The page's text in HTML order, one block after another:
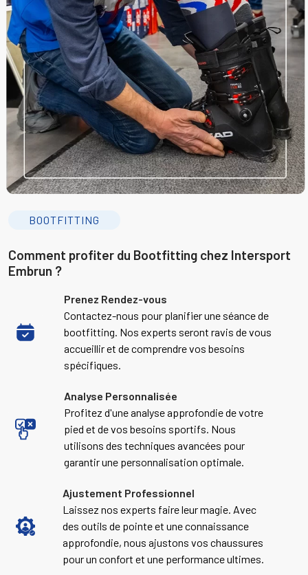
BOOTFITTING
Comment profiter du Bootfitting chez Intersport
Embrun ?
Prenez Rendez-vous
Contactez-nous pour planifier une séance de
bootfitting. Nos experts seront ravis de vous
accueillir et de comprendre vos besoins
spécifiques.
Analyse Personnalisée
Profitez d'une analyse approfondie de votre
pied et de vos besoins sportifs. Nous
utilisons des techniques avancées pour
garantir une personnalisation optimale.
Ajustement Professionnel
Laissez nos experts faire leur magie. Avec
des outils de pointe et une connaissance
approfondie, nous ajustons vos chaussures
pour un confort et une performance ultimes.